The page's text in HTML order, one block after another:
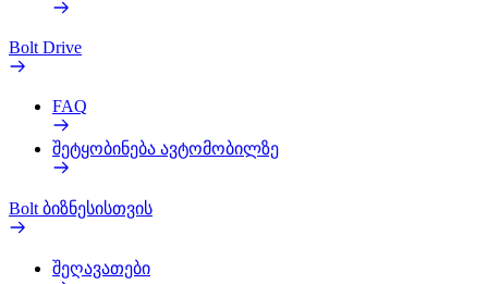
Bolt Drive
FAQ
შეტყობინება ავტომობილზე
Bolt ბიზნესისთვის
შეღავათები